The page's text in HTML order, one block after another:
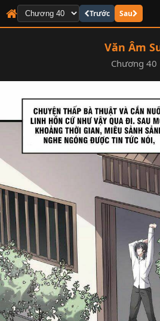
Trước Sau
Văn Âm
Chương 40